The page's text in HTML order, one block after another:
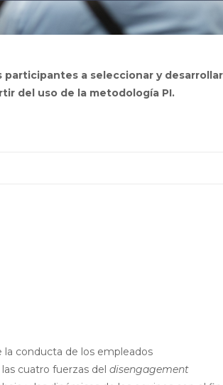
participantes a seleccionar y
del uso de la metodología PI.
conducta de los empleados
cuatro fuerzas del disengagement